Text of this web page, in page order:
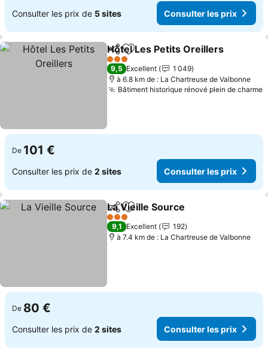
Consulter les prix de 5 sites Consulter les prix
PartagerAjouter à mes favoris
Hôtel Les Petits Oreillers
3 Étoiles
9,5 Excellent
1 049
à 6.8 km de : La Chartreuse de Valbonne
Bâtiment historique rénové plein de charme
De 101 €
Consulter les prix de 2 sites Consulter les prix
PartagerAjouter à mes favoris
La Vieille Source
3 Étoiles
9,1 Excellent
192
à 7.4 km de : La Chartreuse de Valbonne
De 80 €
Consulter les prix de 2 sites Consulter les prix